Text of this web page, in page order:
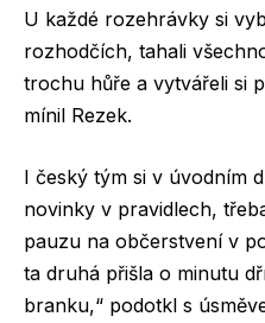
U každé rozehrávky si
rozhodčích, tahali
trochu hůře a vytvářeli si
mínil Rezek.
I český tým si v úvodním
novinky v pravidlech,
pauzu na občerstvení v
ta druhá přišla o minutu
branku,“ podotkl s